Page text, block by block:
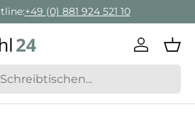
Beratung:+ 49 (0) 881 924 521 22